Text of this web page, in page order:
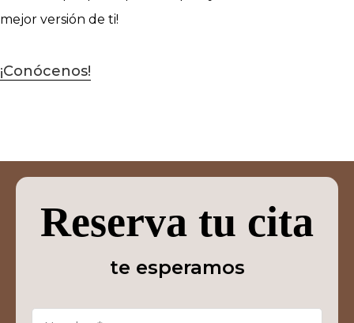
mejor versión de ti!
¡Conócenos!
Reserva tu cita
te esperamos